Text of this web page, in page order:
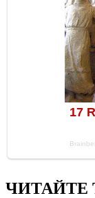
ЧИТАЙТЕ